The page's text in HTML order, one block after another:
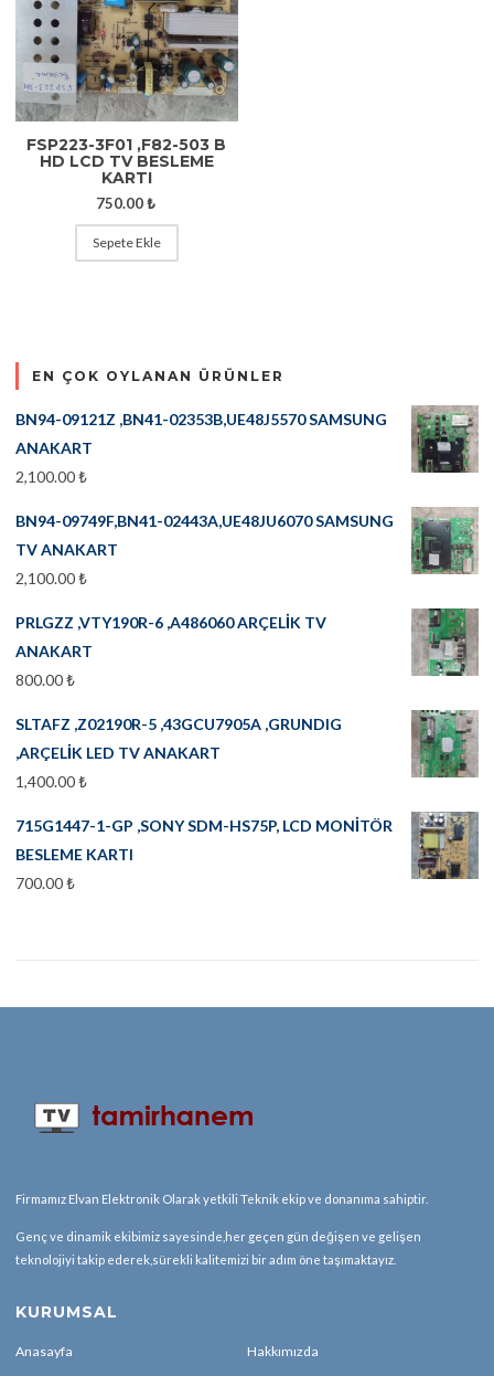
FSP223-3F01 ,F82-503 B
HD LCD TV BESLEME
KARTI
750.00₺
Sepete Ekle
EN ÇOK OYLANAN ÜRÜNLER
BN94-09121Z ,BN41-02353B,UE48J5570 SAMSUNG
ANAKART
2,100.00₺
BN94-09749F,BN41-02443A,UE48JU6070 SAMSUNG
TV ANAKART
2,100.00₺
PRLGZZ ,VTY190R-6 ,A486060 ARÇELİK TV
ANAKART
800.00₺
SLTAFZ ,Z02190R-5 ,43GCU7905A ,GRUNDIG
,ARÇELİK LED TV ANAKART
1,400.00₺
715G1447-1-GP ,SONY SDM-HS75P, LCD MONİTÖR
BESLEME KARTI
700.00₺
Firmamız Elvan Elektronik Olarak yetkili Teknik ekip ve donanıma sahiptir.
Genç ve dinamik ekibimiz sayesinde,her geçen gün değişen ve gelişen
teknolojiyi takip ederek,sürekli kalitemizi bir adım öne taşımaktayız.
KURUMSAL
Anasayfa Hakkımızda